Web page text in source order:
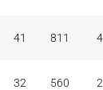
41 811
32 560